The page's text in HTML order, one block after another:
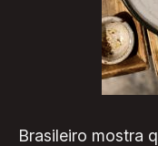
Brasileiro mostra